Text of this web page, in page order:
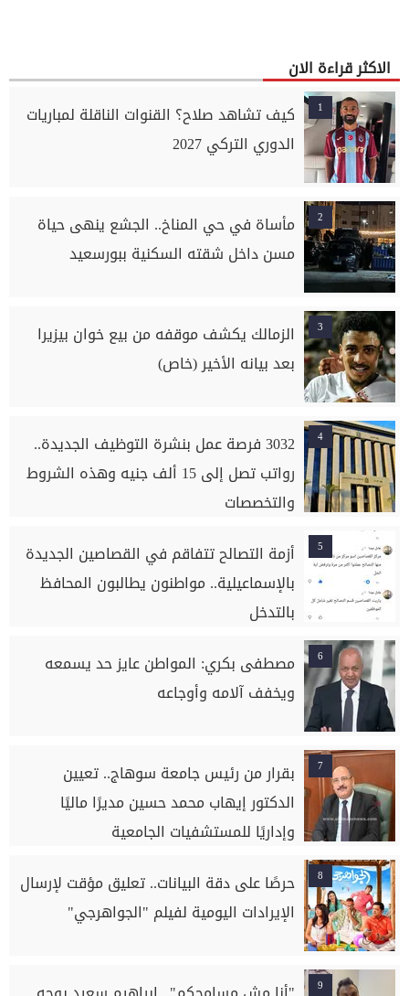
الاكثر قراءة الان
1
كيف تشاهد صلاح؟ القنوات الناقلة لمباريات
الدوري التركي 2027
2
مأساة في حي المناخ.. الجشع ينهى حياة
مسن داخل شقته السكنية ببورسعيد
3
الزمالك يكشف موقفه من بيع خوان بيزيرا
بعد بيانه الأخير (خاص)
4
3032 فرصة عمل بنشرة التوظيف الجديدة..
رواتب تصل إلى 15 ألف جنيه وهذه الشروط
والتخصصات
5
أزمة التصالح تتفاقم في القصاصين الجديدة
بالإسماعيلية.. مواطنون يطالبون المحافظ
بالتدخل
6
مصطفى بكري: المواطن عايز حد يسمعه
ويخفف آلامه وأوجاعه
7
بقرار من رئيس جامعة سوهاج.. تعيين
الدكتور إيهاب محمد حسين مديرًا ماليًا
وإداريًا للمستشفيات الجامعية
8
حرصًا على دقة البيانات.. تعليق مؤقت لإرسال
الإيرادات اليومية لفيلم "الجواهرجي"
9